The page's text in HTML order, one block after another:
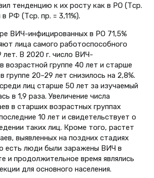
тенденцию к их росту как в РО (Тср.
РФ (Тср. пр. = 3,11%).
ВИЧ-инфицированных в РО 71,5%
лица самого работоспособного
лет. В 2020 г. число ВИЧ-
возрастной группе 40 лет и старше
группе 20–29 лет снизилось на 2,8%.
лиц старше 50 лет за изучаемый
в 1,9 раза. Увеличение числа
в старших возрастных группах
10 лет и свидетельствует о
таких лиц. Кроме того, растет
выявленных на поздних стадиях
есть люди были заражены ВИЧ в
и продолжительное время являлись
для основного населения.